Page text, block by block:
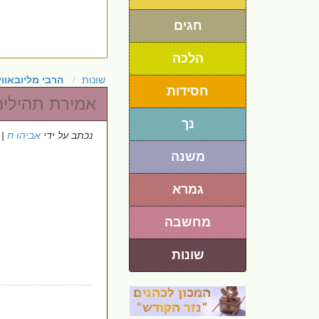
חגים
הלכה
חסידות
נך
משנה
גמרא
מחשבה
שונות
שונות הרבי
אמירת
נכתב על ידי אביהו ח | 5/5/2025